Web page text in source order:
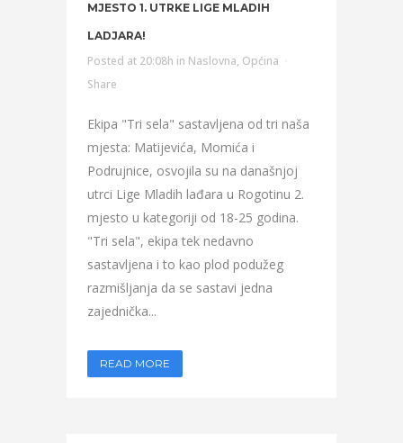
MJESTO 1. UTRKE LIGE MLADIH
LADJARA!
Posted at 20:08h in Naslovna, Općina
Share
Ekipa "Tri sela" sastavljena od tri naša
mjesta: Matijevića, Momića i
Podrujnice, osvojila su na današnjoj
utrci Lige Mladih lađara u Rogotinu 2.
mjesto u kategoriji od 18-25 godina.
"Tri sela", ekipa tek nedavno
sastavljena i to kao plod podužeg
razmišljanja da se sastavi jedna
zajednička...
READ MORE